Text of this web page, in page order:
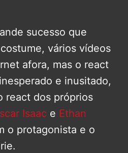
sucesso que
vários vídeos
afora, mas o react
e inusitado,
react dos próprios
Isaac e Ethan
o protagonista e o